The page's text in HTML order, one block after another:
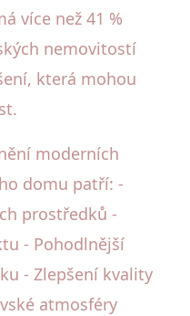
více než 41 %
nemovitostí
která mohou
moderních
domu patří: -
prostředků -
- Pohodlnější
- Zlepšení kvality
atmosféry